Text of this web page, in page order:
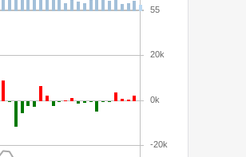
55
-20k
0k
20k